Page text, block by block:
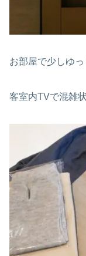
お部屋で少しゆっ
客室内TVで混雑